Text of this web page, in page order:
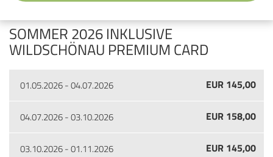
SOMMER 2026 INKLUSIVE
WILDSCHÖNAU PREMIUM CARD
01.05.2026 - 04.07.2026 EUR 145,00
04.07.2026 - 03.10.2026 EUR 158,00
03.10.2026 - 01.11.2026 EUR 145,00